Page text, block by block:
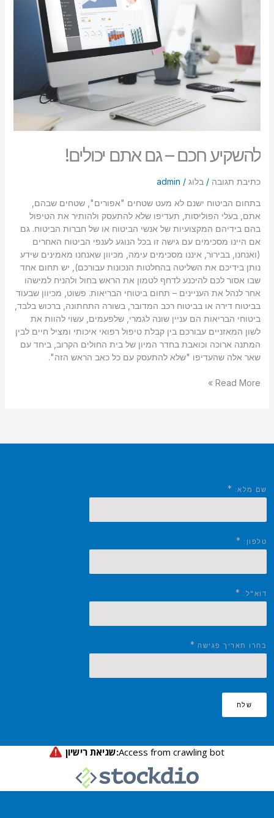
להשקיע חכם – גם אתם יכולים!
כתיבת תגובה / בלוג/
admin
בתחום הביטוח ישנם לא מעט שטחים "אפורים", שטחים שבהם,
אתם, בעלי הפוליסות, תעדיפו שלא להתעסק ולהותיר את הטיפול
בהם בידיהם המקצועיות של אנשי הביטוח או של חברות הביטוח. גם
אם היינו מסכימים עם גישה זו בכל הנוגע לענפי הביטוח האחרים
(ואנחנו, בבירור, איננו מסכימים עימה, מכיוון שאנחנו מאמינים שידע
נותן בידיכם את השליטה בהחלטות הנכונות עבורכם), יש תחום אחד
שבו אסור לכם להיכנע לדחף לטמון את הראש בחול ולהניח למישהו
אחר לנהל את העניינים – תחום ביטוחי הבריאות. פשוט, מכיוון שבעוד
בביטוח דירה או בביטוח רכב המדובר, בשורה התחתונה, ברכוש בלבד,
ביטוחי הבריאות הם עניין שונה לגמרי, שלפעמים, עשוי להוות את
לשון המאזניים עבורכם בין קבלת טיפול רפואי איכותי ומציל חיים לבין
המתנה ארוכה וכואבת בחדר המיון של בית החולים הקרוב, ביחד עם
שאר אלה שהעדיפו "שלא להתעסק עם כל כאב הראש הזה".
Read More »
שם מלא: *
טלפון: *
דוא"ל: *
בחרו תאריך פגישה *
שלח